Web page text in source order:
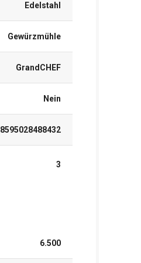
Edelstahl
Gewürzmühle
GrandCHEF
Nein
8595028488432
3
6.500